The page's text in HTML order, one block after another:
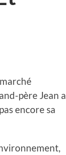
père Jean a
encore sa